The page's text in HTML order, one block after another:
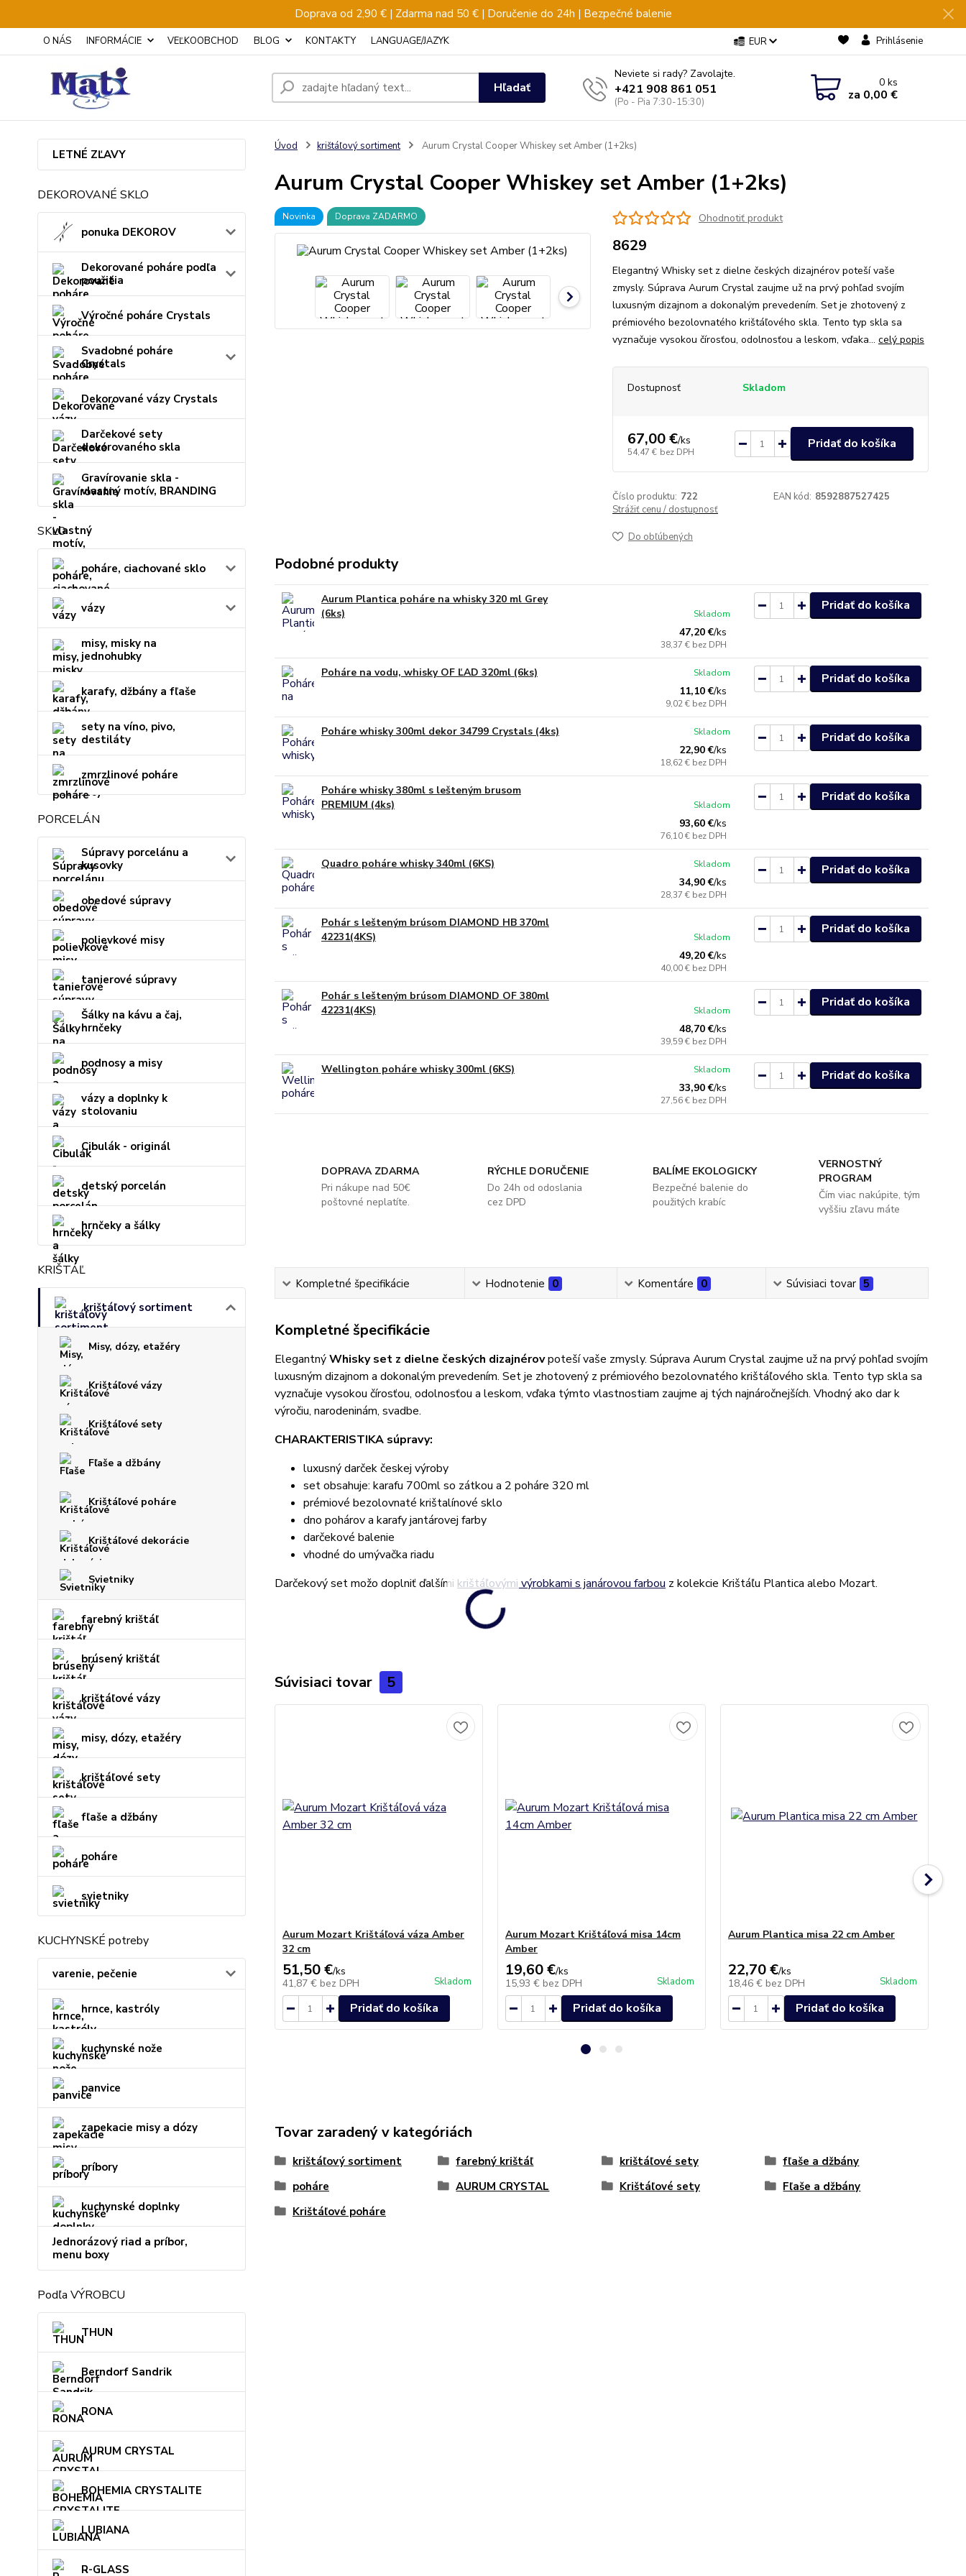
Doprava od 2,90 € | Zdarma nad 50 € | Doručenie do 24h | Bezpečné balenie
O NÁS INFORMÁCIE VEĽKOOBCHOD BLOG KONTAKTY LANGUAGE/JAZYK EUR Prihlásenie
Hľadať
Neviete si rady? Zavolajte.
+421 908 861 051
(Po - Pia 7:30-15:30)
0ks
za 0,00 €
LETNÉ ZĽAVY
DEKOROVANÉ SKLO
ponuka DEKOROV
Dekorované poháre podľa
použitia
Výročné poháre Crystals
Svadobné poháre
Crystals
Dekorované vázy Crystals
Darčekové sety
dekorovaného skla
Gravírovanie skla -
vlastný motív, BRANDING
SKLO
poháre, ciachované sklo
vázy
misy, misky na
jednohubky
karafy, džbány a fľaše
sety na víno, pivo,
destiláty
zmrzlinové poháre
PORCELÁN
Súpravy porcelánu a
kusovky
obedové súpravy
polievkové misy
tanierové súpravy
Šálky na kávu a čaj,
hrnčeky
podnosy a misy
vázy a doplnky k
stolovaniu
Cibulák - originál
detský porcelán
hrnčeky a šálky
KRIŠTÁĽ
krištáľový sortiment
Misy, dózy, etažéry
Krištáľové vázy
Krištáľové sety
Fľaše a džbány
Krištáľové poháre
Krištáľové dekorácie
Svietniky
farebný krištáľ
brúsený krištáľ
krištáľové vázy
misy, dózy, etažéry
krištáľové sety
fľaše a džbány
poháre
svietniky
KUCHYNSKÉ potreby
varenie, pečenie
hrnce, kastróly
kuchynské nože
panvice
zapekacie misy a dózy
príbory
kuchynské doplnky
Jednorázový riad a príbor,
menu boxy
Podľa VÝROBCU
THUN
Berndorf Sandrik
RONA
AURUM CRYSTAL
BOHEMIA CRYSTALITE
LUBIANA
R-GLASS
Úvod krištáľový sortiment Aurum Crystal Cooper Whiskey set Amber (1+2ks)
Aurum Crystal Cooper Whiskey set Amber (1+2ks)
Novinka Doprava ZADARMO Ohodnotiť produkt
8629
Elegantný Whisky set z dielne českých dizajnérov poteší vaše
zmysly. Súprava Aurum Crystal zaujme už na prvý pohľad svojím
luxusným dizajnom a dokonalým prevedením. Set je zhotovený z
prémiového bezolovnatého krištáľového skla. Tento typ skla sa
vyznačuje vysokou čírosťou, odolnosťou a leskom, vďaka... celý popis
Dostupnosť Skladom
67,00 €/ks
54,47 € bez DPH
Pridať do košíka
Číslo produktu: 722 EAN kód: 8592887527425
Strážiť cenu / dostupnosť
Do obľúbených
Podobné produkty
Aurum Plantica poháre na whisky 320 ml Grey
(6ks)
47,20 €/ks
38,37 € bez DPH
Skladom
Pridať do košíka
Poháre na vodu, whisky OF ĽAD 320ml (6ks)
11,10 €/ks
9,02 € bez DPH
Skladom Pridať do košíka
Poháre whisky 300ml dekor 34799 Crystals (4ks)
22,90 €/ks
18,62 € bez DPH
Skladom Pridať do košíka
Poháre whisky 380ml s lešteným brusom
PREMIUM (4ks)
93,60 €/ks
76,10 € bez DPH
Skladom
Pridať do košíka
Quadro poháre whisky 340ml (6KS)
34,90 €/ks
28,37 € bez DPH
Skladom Pridať do košíka
Pohár s lešteným brúsom DIAMOND HB 370ml
42231(4KS)
49,20 €/ks
40,00 € bez DPH
Skladom
Pridať do košíka
Pohár s lešteným brúsom DIAMOND OF 380ml
42231(4KS)
48,70 €/ks
39,59 € bez DPH
Skladom
Pridať do košíka
Wellington poháre whisky 300ml (6KS)
33,90 €/ks
27,56 € bez DPH
Skladom Pridať do košíka
DOPRAVA ZDARMA
Pri nákupe nad 50€
poštovné neplatíte.
RÝCHLE DORUČENIE
Do 24h od odoslania
cez DPD
BALÍME EKOLOGICKY
Bezpečné balenie do
použitých krabíc
VERNOSTNÝ
PROGRAM
Čím viac nakúpite, tým
vyššiu zľavu máte
Kompletné špecifikácie Hodnotenie 0 Komentáre 0 Súvisiaci tovar 5
Kompletné špecifikácie
ElegantnýWhisky set z dielne českých dizajnérovpoteší vaše zmysly. Súprava Aurum Crystal zaujme už na prvý pohľad svojím
luxusným dizajnom a dokonalým prevedením. Set je zhotovený z prémiového bezolovnatého krištáľového skla. Tento typ skla sa
vyznačuje vysokou čírosťou, odolnosťou a leskom, vďaka týmto vlastnostiam zaujme aj tých najnáročnejších. Vhodný ako dar k
výročiu, narodeninám, svadbe.
CHARAKTERISTIKA súpravy:
luxusný darček českej výroby
set obsahuje: karafu 700ml so zátkou a 2 poháre 320 ml
prémiové bezolovnaté krištalínové sklo
dno pohárov a karafy jantárovej farby
darčekové balenie
vhodné do umývačka riadu
Darčekový set možo doplniť ďalšími krištáľovými výrobkami s janárovou farbou z kolekcie Krištáľu Plantica alebo Mozart.
Súvisiaci tovar 5
Aurum Mozart Krištáľová váza Amber
32 cm
51,50 €/ks
41,87 € bez DPH Skladom
Pridať do košíka
Aurum Mozart Krištáľová misa 14cm
Amber
19,60 €/ks
15,93 € bez DPH Skladom
Pridať do košíka
Aurum Plantica misa 22 cm Amber
22,70 €/ks
18,46 € bez DPH Skladom
Pridať do košíka
Tovar zaradený v kategóriách
krištáľový sortiment farebný krištáľ krištáľové sety
fľaše a džbány
poháre
AURUM CRYSTAL Krištáľové sety
Fľaše a džbány
Krištáľové poháre